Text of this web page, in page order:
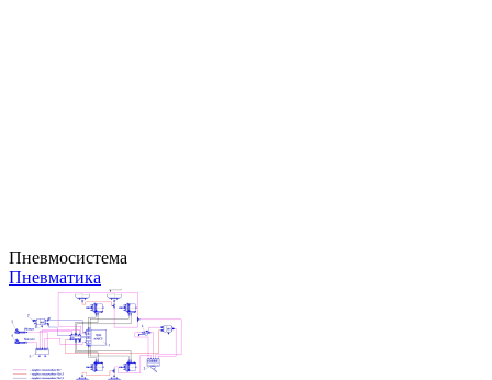
Пневмосистема
Пневматика